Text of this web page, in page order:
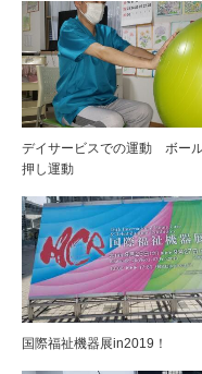
デイサービスでの運動 ボー
押し運動
国際福祉機器展in2019！